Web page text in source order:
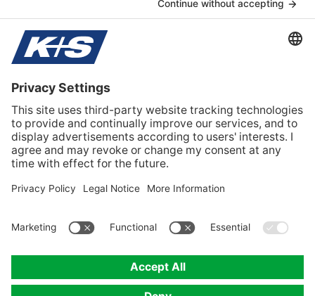
Aplicaciones industriales
Farmacia
Tratamiento de agua
Sobre K+S
Team Iberia
Contacto
Preferências de cookies